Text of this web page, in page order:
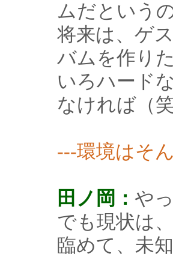
ムだという
将来は、ゲ
バムを作り
いろハード
なければ（笑
---環境はそ
田ノ岡： や
でも現状は
臨めて、未